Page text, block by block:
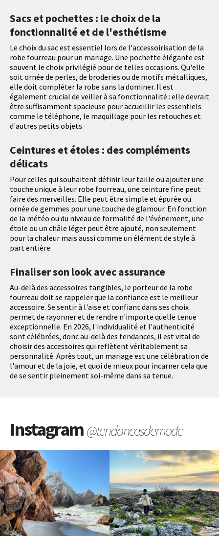
Sacs et pochettes : le choix de la
fonctionnalité et de l'esthétisme
Le choix du sac est essentiel lors de l'accessoirisation de la
robe fourreau pour un mariage. Une pochette élégante est
souvent le choix privilégié pour de telles occasions. Qu'elle
soit ornée de perles, de broderies ou de motifs métalliques,
elle doit compléter la robe sans la dominer. Il est
également crucial de veiller à sa fonctionnalité : elle devrait
être suffisamment spacieuse pour accueillir les essentiels
comme le téléphone, le maquillage pour les retouches et
d'autres petits objets.
Ceintures et étoles : des compléments
délicats
Pour celles qui souhaitent définir leur taille ou ajouter une
touche unique à leur robe fourreau, une ceinture fine peut
faire des merveilles. Elle peut être simple et épurée ou
ornée de gemmes pour une touche de glamour. En fonction
de la météo ou du niveau de formalité de l'événement, une
étole ou un châle léger peut être ajouté, non seulement
pour la chaleur mais aussi comme un élément de style à
part entière.
Finaliser son look avec assurance
Au-delà des accessoires tangibles, le porteur de la robe
fourreau doit se rappeler que la confiance est le meilleur
accessoire. Se sentir à l'aise et confiant dans ses choix
permet de rayonner et de rendre n'importe quelle tenue
exceptionnelle. En 2026, l'individualité et l'authenticité
sont célébrées, donc au-delà des tendances, il est vital de
choisir des accessoires qui reflètent véritablement sa
personnalité. Après tout, un mariage est une célébration de
l'amour et de la joie, et quoi de mieux pour incarner cela que
de se sentir pleinement soi-même dans sa tenue.
Instagram@tendancesdemode